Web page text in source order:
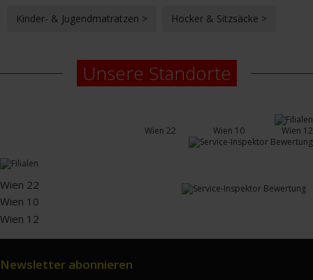
Kinder- & Jugendmatratzen > Hocker & Sitzsäcke >
Unsere Standorte
Wien 22 Wien 10 Wien 12
Wien 22
Wien 10
Wien 12
Newsletter abonnieren